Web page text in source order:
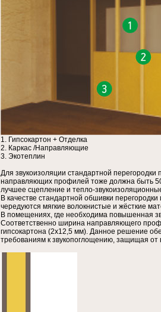
1. Гипсокартон + Отделка
2. Каркас /Направляющие
3. Экотеплин
Для звукоизоляции стандартной
направляющих профилей тоже должна быть
лучшее сцепление и тепло-
В качестве стандартной обшивки
чередуются мягкие волокнистые и жёсткие
В помещениях, где необходима повышенная
Соответственно ширина направляющего
гипсокартона (2х12,5 мм). Данное решение
требованиям к звукопоглощению, защищая от